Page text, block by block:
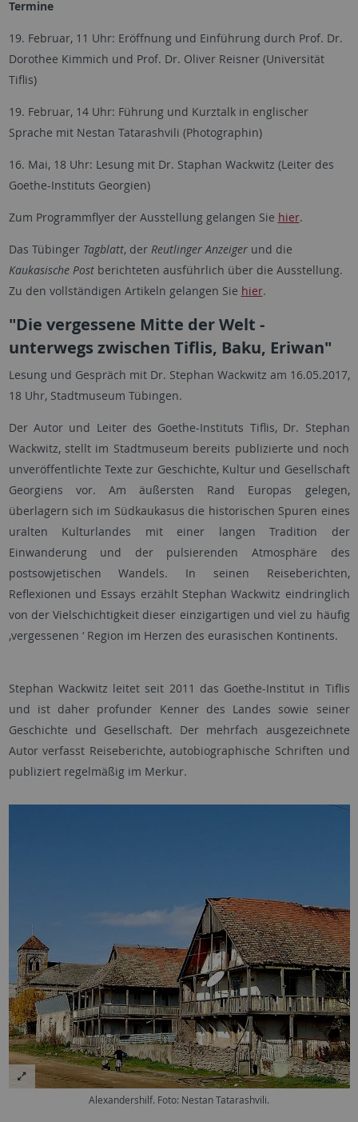
Termine
19. Februar, 11 Uhr: Eröffnung und Einführung durch Prof. Dr.
Dorothee Kimmich und Prof. Dr. Oliver Reisner (Universität
Tiflis)
19. Februar, 14 Uhr: Führung und Kurztalk in englischer
Sprache mit Nestan Tatarashvili (Photographin)
16. Mai, 18 Uhr: Lesung mit Dr. Staphan Wackwitz (Leiter des
Goethe-Instituts Georgien)
Zum Programmflyer der Ausstellung gelangen Sie hier.
Das Tübinger Tagblatt, der Reutlinger Anzeiger und die
Kaukasische Post berichteten ausführlich über die Ausstellung.
Zu den vollständigen Artikeln gelangen Sie hier.
"Die vergessene Mitte der Welt -
unterwegs zwischen Tiflis, Baku, Eriwan"
Lesung und Gespräch mit Dr. Stephan Wackwitz am 16.05.2017,
18 Uhr, Stadtmuseum Tübingen.
Der Autor und Leiter des Goethe-Instituts Tiflis, Dr. Stephan
Wackwitz, stellt im Stadtmuseum bereits publizierte und noch
unveröffentlichte Texte zur Geschichte, Kultur und Gesellschaft
Georgiens vor. Am äußersten Rand Europas gelegen,
überlagern sich im Südkaukasus die historischen Spuren eines
uralten Kulturlandes mit einer langen Tradition der
Einwanderung und der pulsierenden Atmosphäre des
postsowjetischen Wandels. In seinen Reiseberichten,
Reflexionen und Essays erzählt Stephan Wackwitz eindringlich
von der Vielschichtigkeit dieser einzigartigen und viel zu häufig
‚vergessenen ‘ Region im Herzen des eurasischen Kontinents.
Stephan Wackwitz leitet seit 2011 das Goethe-Institut in Tiflis
und ist daher profunder Kenner des Landes sowie seiner
Geschichte und Gesellschaft. Der mehrfach ausgezeichnete
Autor verfasst Reiseberichte, autobiographische Schriften und
publiziert regelmäßig im Merkur.
Alexandershilf. Foto: Nestan Tatarashvili.